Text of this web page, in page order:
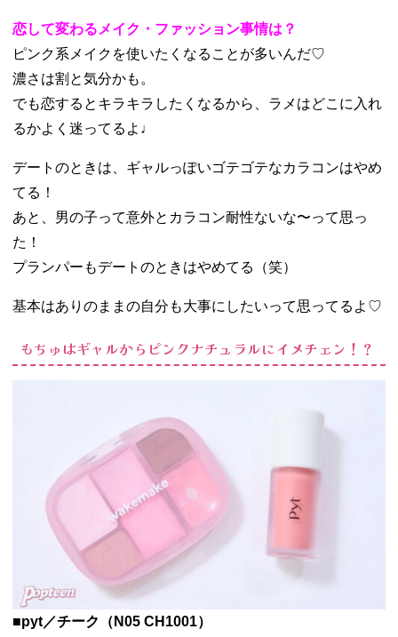
恋して変わるメイク・ファッション事情は？
ピンク系メイクを使いたくなることが多いんだ♡
濃さは割と気分かも。
でも恋するとキラキラしたくなるから、ラメはどこに入れ
るかよく迷ってるよ♩
デートのときは、ギャルっぽいゴテゴテなカラコンはやめ
てる！
あと、男の子って意外とカラコン耐性ないな〜って思っ
た！
プランパーもデートのときはやめてる（笑）
基本はありのままの自分も大事にしたいって思ってるよ♡
もちゅはギャルからピンクナチュラルにイメチェン！？
■pyt／チーク（N05 CH1001）